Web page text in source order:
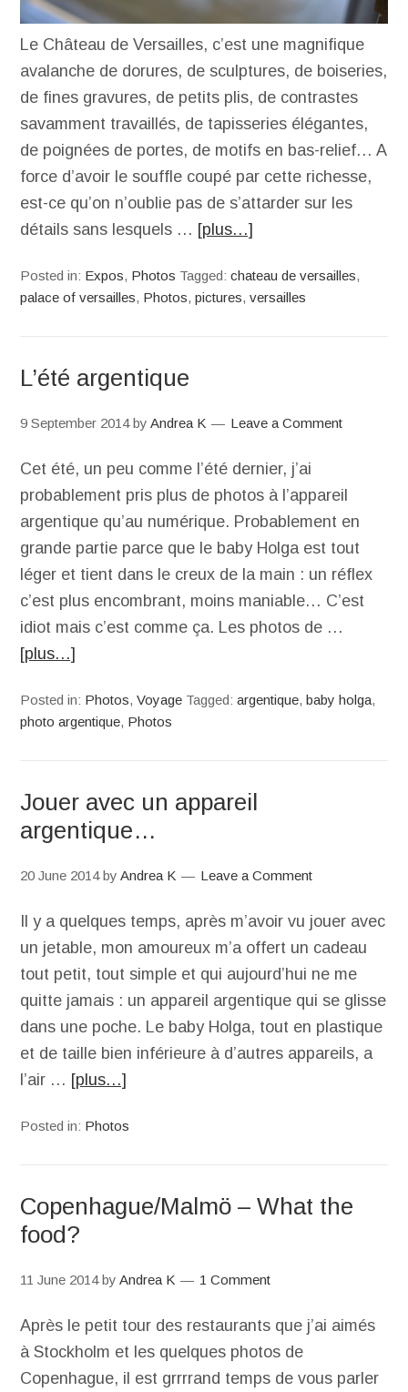
Le Château de Versailles, c’est une magnifique
avalanche de dorures, de sculptures, de boiseries,
de fines gravures, de petits plis, de contrastes
savamment travaillés, de tapisseries élégantes,
de poignées de portes, de motifs en bas-relief… A
force d’avoir le souffle coupé par cette richesse,
est-ce qu’on n’oublie pas de s’attarder sur les
détails sans lesquels … [plus…]
Posted in: Expos, Photos Tagged:chateau de versailles,
palace of versailles, Photos,pictures,versailles
L’été argentique
9 September 2014 byAndrea K Leave a Comment
Cet été, un peu comme l’été dernier, j’ai
probablement pris plus de photos à l’appareil
argentique qu’au numérique. Probablement en
grande partie parce que le baby Holga est tout
léger et tient dans le creux de la main : un réflex
c’est plus encombrant, moins maniable… C’est
idiot mais c’est comme ça. Les photos de …
[plus…]
Posted in: Photos,Voyage Tagged:argentique,baby holga,
photo argentique, Photos
Jouer avec un appareil
argentique…
20 June 2014 byAndrea K Leave a Comment
Il y a quelques temps, après m’avoir vu jouer avec
un jetable, mon amoureux m’a offert un cadeau
tout petit, tout simple et qui aujourd’hui ne me
quitte jamais : un appareil argentique qui se glisse
dans une poche. Le baby Holga, tout en plastique
et de taille bien inférieure à d’autres appareils, a
l’air … [plus…]
Posted in: Photos
Copenhague/Malmö – What the
food?
11 June 2014 byAndrea K 1 Comment
Après le petit tour des restaurants que j’ai aimés
à Stockholm et les quelques photos de
Copenhague, il est grrrrand temps de vous parler